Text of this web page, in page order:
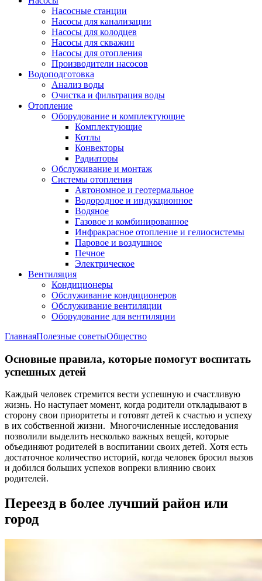
Насосные станции
Насосы для канализации
Насосы для колодцев
Насосы для скважин
Насосы для отопления
Производители насосов
Водоподготовка
Анализ воды
Очистка и фильтрация воды
Отопление
Оборудование и комплектующие
Комплектующие
Котлы
Конвекторы
Радиаторы
Обслуживание и монтаж
Системы отопления
Автономное и геотермальное
Водородное и индукционное
Водяное
Газовое и комбинированное
Инфракрасное отопление и гелиосистемы
Паровое и воздушное
Печное
Электрическое
Вентиляция
Кондиционеры
Обслуживание кондиционеров
Обслуживание вентиляции
Оборудование для вентиляции
ГлавнаяПолезные советыОбщество
Основные правила, которые помогут воспитать
успешных детей
Каждый человек стремится вести успешную и счастливую
жизнь. Но наступает момент, когда родители откладывают в
сторону свои приоритеты и готовят детей к счастью и успеху
в их собственной жизни. Многочисленные исследования
позволили выделить несколько важных вещей, которые
объединяют родителей в воспитании своих детей. Хотя есть
достаточное количество историй, когда человек бросил вызов
и добился больших успехов вопреки влиянию своих
родителей.
Переезд в более лучший район или
город